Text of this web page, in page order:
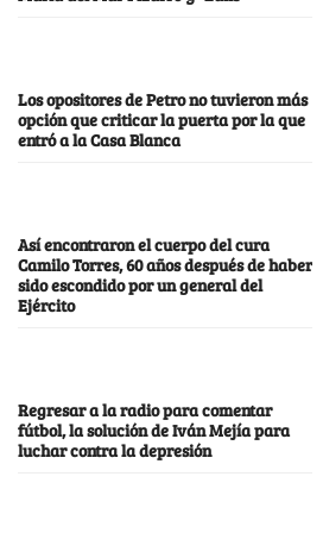
Los opositores de Petro no tuvieron más
opción que criticar la puerta por la que
entró a la Casa Blanca
Así encontraron el cuerpo del cura
Camilo Torres, 60 años después de haber
sido escondido por un general del
Ejército
Regresar a la radio para comentar
fútbol, la solución de Iván Mejía para
luchar contra la depresión